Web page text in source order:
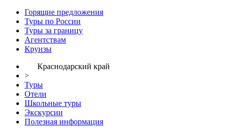
Горящие предложения
Туры по России
Туры за границу
Агентствам
Круизы
Краснодарский край
>
Туры
Отели
Школьные туры
Экскурсии
Полезная информация